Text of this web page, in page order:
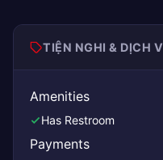
TIỆN NGHI & DỊCH
Amenities
Has Restroom
Payments